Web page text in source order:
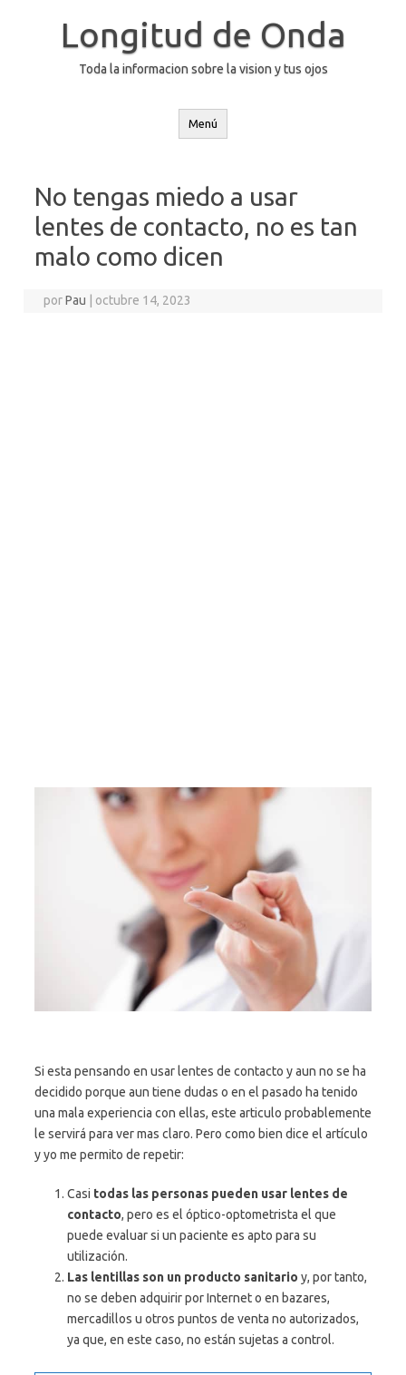
Longitud de Onda
Toda la informacion sobre la vision y tus ojos
Menú
No tengas miedo a usar
lentes de contacto, no es tan
malo como dicen
porPau octubre 14, 2023
Si esta pensando en usar lentes de contacto y aun no se ha
decidido porque aun tiene dudas o en el pasado ha tenido
una mala experiencia con ellas, este articulo probablemente
le servirá para ver mas claro. Pero como bien dice el artículo
y yo me permito de repetir:
Casi todas las personas pueden usar lentes de
contacto, pero es el óptico-optometrista el que
puede evaluar si un paciente es apto para su
utilización.
Las lentillas son un producto sanitario y, por tanto,
no se deben adquirir por Internet o en bazares,
mercadillos u otros puntos de venta no autorizados,
ya que, en este caso, no están sujetas a control.